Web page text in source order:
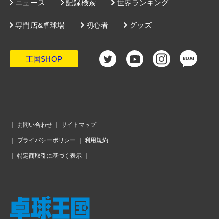
ニュース 記録検索 世界ランキング
グッズ
専門店&卓球場 初心者
王国SHOP
｜ お問い合わせ ｜ サイトマップ
｜ プライバシーポリシー ｜ 利用規約
｜ 特定商取引に基づく表示 ｜